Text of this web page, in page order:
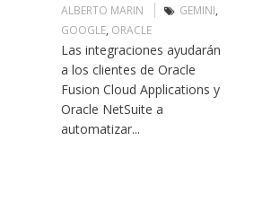
ALBERTO MARIN
GEMINI,
GOOGLE, ORACLE
Las integraciones ayudarán
a los clientes de Oracle
Fusion Cloud Applications y
Oracle NetSuite a
automatizar...